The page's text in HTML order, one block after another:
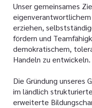
Unser gemeinsames
eigenverantwortlichem
erziehen,
fördern und
demokratischem,
Handeln zu entwickeln.
Die Gründung unseres
im ländlich
erweiterte